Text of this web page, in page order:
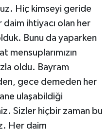
Hiç kimseyi geride
daim ihtiyacı olan her
Bunu da yaparken
mensuplarımızın
oldu. Bayram
gece demeden her
ulaşabildiği
Sizler hiçbir zaman bu
Her daim